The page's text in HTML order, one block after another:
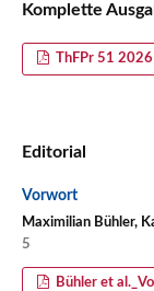
Komplette
ThFPr 51 2026
Editorial
Vorwort
Maximilian Bühler,
5
Bühler et